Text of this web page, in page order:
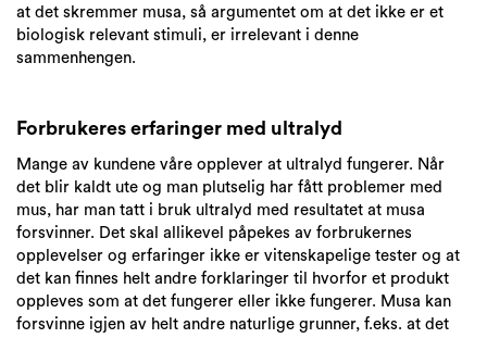
at det skremmer musa, så argumentet om at det ikke er et
biologisk relevant stimuli, er irrelevant i denne
sammenhengen.
Forbrukeres erfaringer med ultralyd
Mange av kundene våre opplever at ultralyd fungerer. Når
det blir kaldt ute og man plutselig har fått problemer med
mus, har man tatt i bruk ultralyd med resultatet at musa
forsvinner. Det skal allikevel påpekes av forbrukernes
opplevelser og erfaringer ikke er vitenskapelige tester og at
det kan finnes helt andre forklaringer til hvorfor et produkt
oppleves som at det fungerer eller ikke fungerer. Musa kan
forsvinne igjen av helt andre naturlige grunner, f.eks. at det